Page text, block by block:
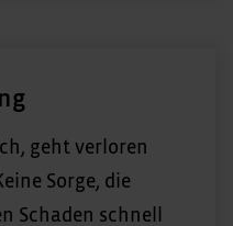
geht verloren
Sorge, die
Schaden schnell